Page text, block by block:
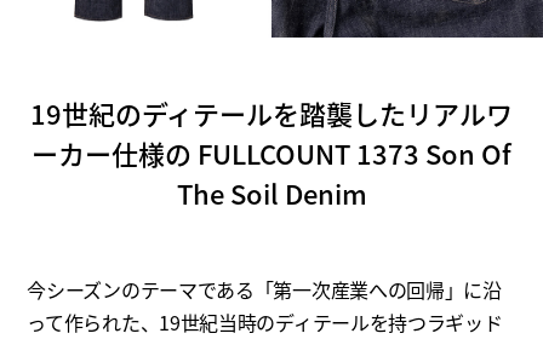
19世紀のディテールを踏襲したリアルワ
ーカー仕様の FULLCOUNT 1373 Son Of
The Soil Denim
今シーズンのテーマである「第一次産業への回帰」に沿
って作られた、19世紀当時のディテールを持つラギッド